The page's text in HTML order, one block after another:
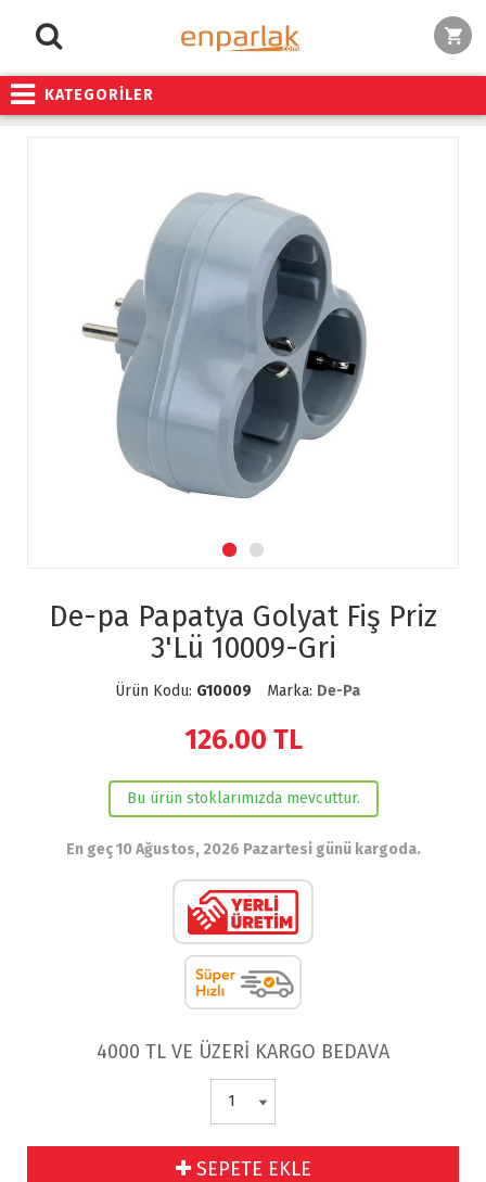
KATEGORİLER
De-pa Papatya Golyat Fiş Priz
3'Lü 10009-Gri
Ürün Kodu: G10009 Marka: De-Pa
126.00 TL
Bu ürün stoklarımızda mevcuttur.
En geç 10 Ağustos, 2026 Pazartesi günü kargoda.
4000 TL VE ÜZERİ KARGO BEDAVA
SEPETE EKLE